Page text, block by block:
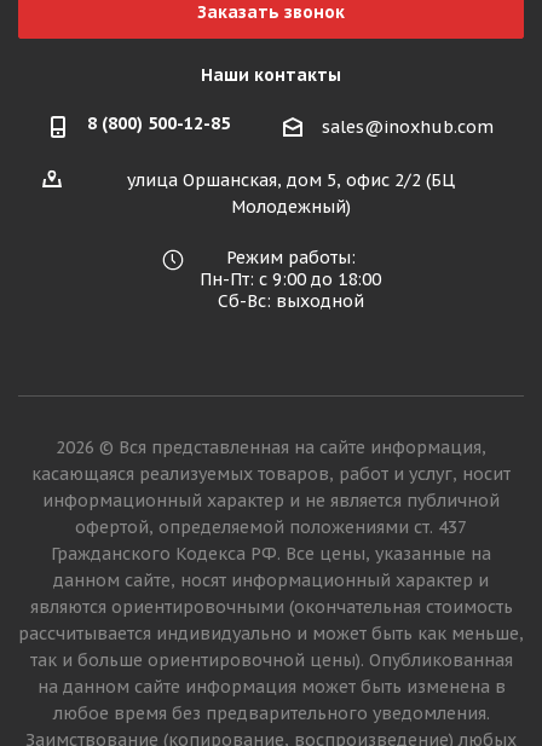
Заказать звонок
Наши контакты
8 (800) 500-12-85 sales@inoxhub.com
улица Оршанская, дом 5, офис 2/2 (БЦ
Молодежный)
Режим работы:
Пн-Пт: с 9:00 до 18:00
Сб-Вс: выходной
2026 © Вся представленная на сайте информация,
касающаяся реализуемых товаров, работ и услуг, носит
информационный характер и не является публичной
офертой, определяемой положениями ст. 437
Гражданского Кодекса РФ. Все цены, указанные на
данном сайте, носят информационный характер и
являются ориентировочными (окончательная стоимость
рассчитывается индивидуально и может быть как меньше,
так и больше ориентировочной цены). Опубликованная
на данном сайте информация может быть изменена в
любое время без предварительного уведомления.
Заимствование (копирование, воспроизведение) любых